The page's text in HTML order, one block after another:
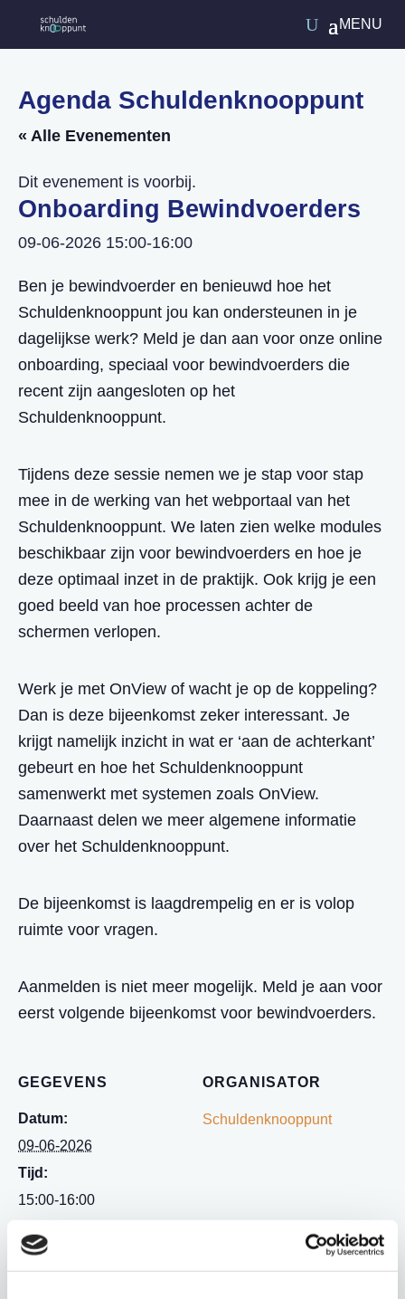
Agenda Schuldenknooppunt
« Alle Evenementen
Dit evenement is voorbij.
Onboarding Bewindvoerders
09-06-2026 15:00-16:00
Ben je bewindvoerder en benieuwd hoe het
Schuldenknooppunt jou kan ondersteunen in je
dagelijkse werk? Meld je dan aan voor onze online
onboarding, speciaal voor bewindvoerders die
recent zijn aangesloten op het
Schuldenknooppunt.
Tijdens deze sessie nemen we je stap voor stap
mee in de werking van het webportaal van het
Schuldenknooppunt. We laten zien welke modules
beschikbaar zijn voor bewindvoerders en hoe je
deze optimaal inzet in de praktijk. Ook krijg je een
goed beeld van hoe processen achter de
schermen verlopen.
Werk je met OnView of wacht je op de koppeling?
Dan is deze bijeenkomst zeker interessant. Je
krijgt namelijk inzicht in wat er ‘aan de achterkant’
gebeurt en hoe het Schuldenknooppunt
samenwerkt met systemen zoals OnView.
Daarnaast delen we meer algemene informatie
over het Schuldenknooppunt.
De bijeenkomst is laagdrempelig en er is volop
ruimte voor vragen.
Aanmelden is niet meer mogelijk. Meld je aan voor
eerst volgende bijeenkomst voor bewindvoerders.
GEGEVENS
Datum:
09-06-2026
Tijd:
15:00-16:00
Kennismaking
ORGANISATOR
Schuldenknooppunt